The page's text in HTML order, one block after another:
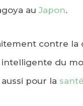
auJapon.
contre
du
pour la santé